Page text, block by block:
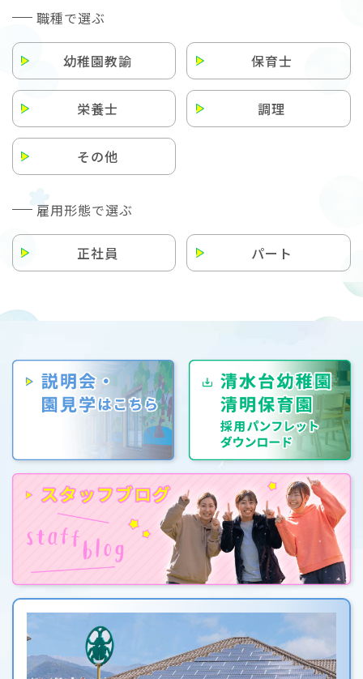
職種で選ぶ
幼稚園教諭 保育士
栄養士 調理
その他
雇用形態で選ぶ
正社員 パート